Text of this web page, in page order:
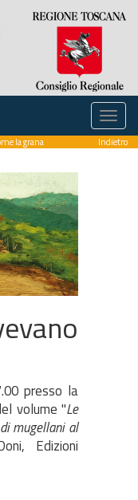
la grana Indietro
presso la
volume "Le
mugellani al
Edizioni